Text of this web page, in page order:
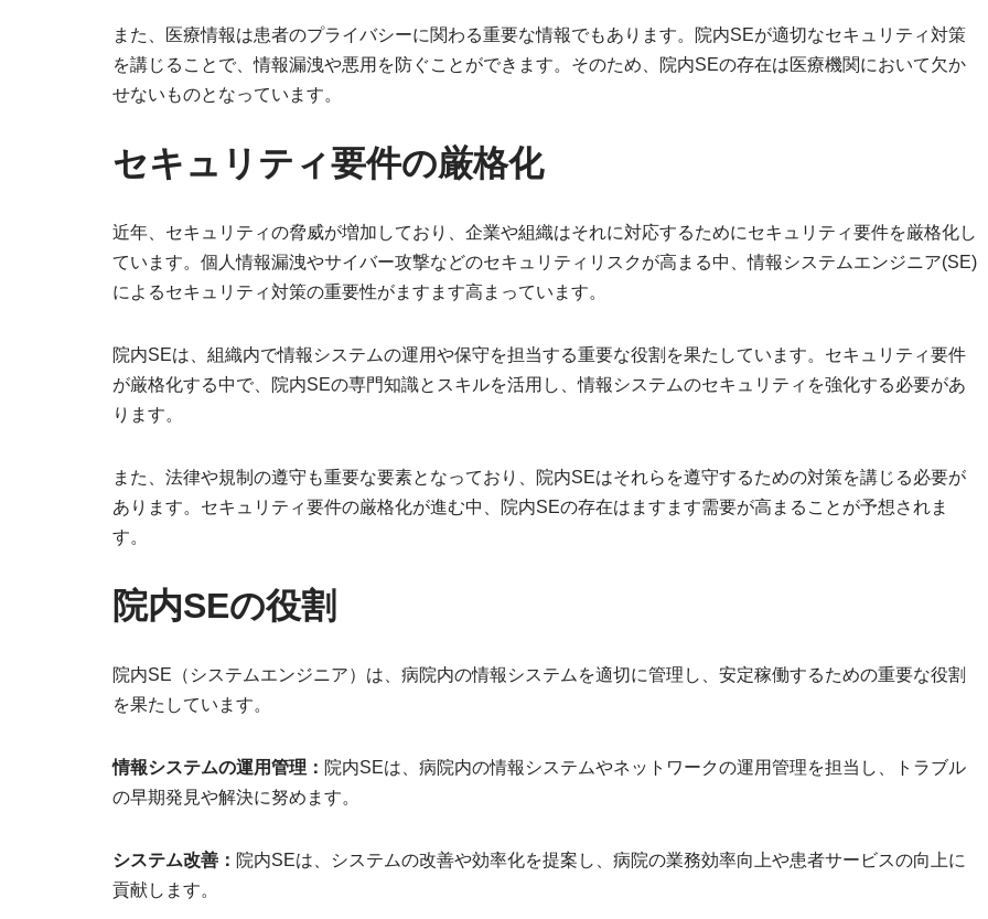
また、医療情報は患者のプライバシーに関わる重要な情報でもあります。院内SEが適切なセキュリティ対策
を講じることで、情報漏洩や悪用を防ぐことができます。そのため、院内SEの存在は医療機関において欠か
せないものとなっています。
セキュリティ要件の厳格化
近年、セキュリティの脅威が増加しており、企業や組織はそれに対応するためにセキュリティ要件を厳格化し
ています。個人情報漏洩やサイバー攻撃などのセキュリティリスクが高まる中、情報システムエンジニア(SE)
によるセキュリティ対策の重要性がますます高まっています。
院内SEは、組織内で情報システムの運用や保守を担当する重要な役割を果たしています。セキュリティ要件
が厳格化する中で、院内SEの専門知識とスキルを活用し、情報システムのセキュリティを強化する必要があ
ります。
また、法律や規制の遵守も重要な要素となっており、院内SEはそれらを遵守するための対策を講じる必要が
あります。セキュリティ要件の厳格化が進む中、院内SEの存在はますます需要が高まることが予想されま
す。
院内SEの役割
院内SE（システムエンジニア）は、病院内の情報システムを適切に管理し、安定稼働するための重要な役割
を果たしています。
情報システムの運用管理： 院内SEは、病院内の情報システムやネットワークの運用管理を担当し、トラブル
の早期発見や解決に努めます。
システム改善： 院内SEは、システムの改善や効率化を提案し、病院の業務効率向上や患者サービスの向上に
貢献します。